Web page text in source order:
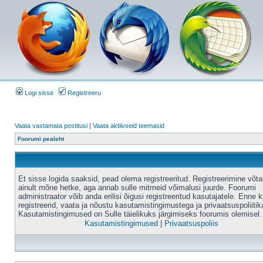
Logi sisse Registreeru
Vaata vastamata postitusi | Vaata aktiivseid teemasid
Foorumi pealeht
Et sisse logida saaksid, pead olema registreeritud. Registreerimine
ainult mõne hetke, aga annab sulle mitmeid võimalusi juurde. Foorumi
administraator võib anda erilisi õigusi registreeritud kasutajatele. Enne
registreerid, vaata ja nõustu kasutamistingimustega ja
Kasutamistingimused on Sulle täielikuks järgimiseks foorumis olemisel.
Kasutamistingimused
Privaatsuspoliis